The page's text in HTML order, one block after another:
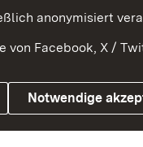
anonymisiert
Facebook, X /
Notwendige